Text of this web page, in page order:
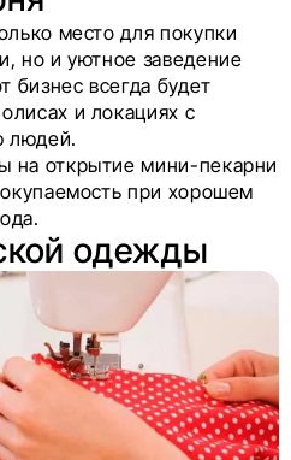
место для покупки
но и уютное заведение
бизнес всегда будет
и локациях с
людей.
на открытие мини-пекарни
при хорошем
одежды